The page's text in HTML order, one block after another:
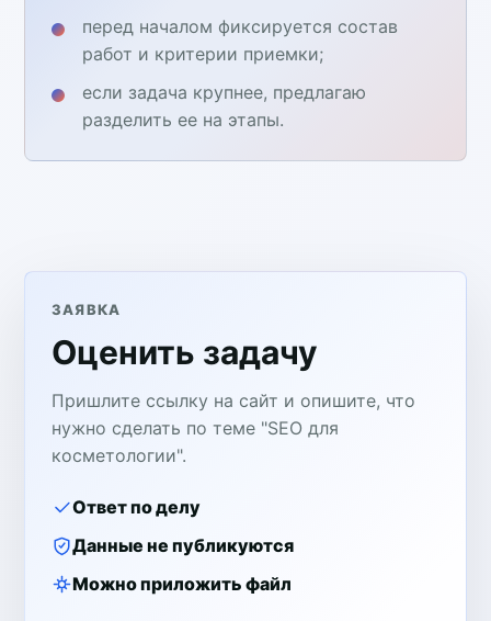
перед началом фиксируется состав
работ и критерии приемки;
если задача крупнее, предлагаю
разделить ее на этапы.
ЗАЯВКА
Оценить задачу
Пришлите ссылку на сайт и опишите, что
нужно сделать по теме "SEO для
косметологии".
Ответ по делу
Данные не публикуются
Можно приложить файл